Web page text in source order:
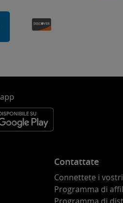
Contattate
Connettete i
Programma di